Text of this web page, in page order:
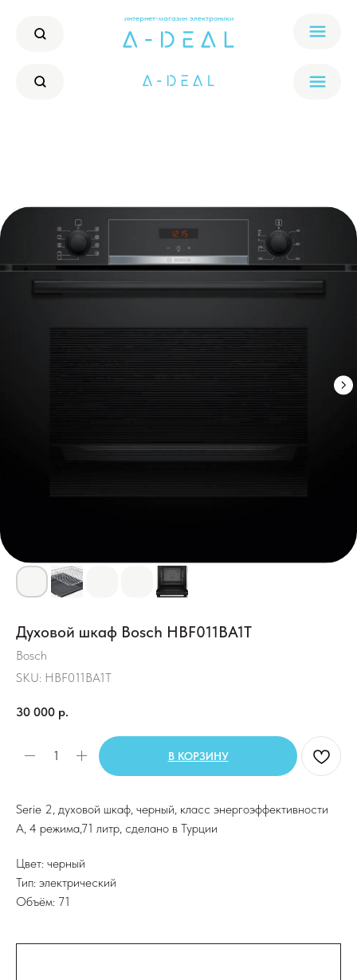
интернет-магазин электроники
Духовой шкаф Bosch HBF011BA1T
Bosch
SKU: HBF011BA1T
30 000 р.
В КОРЗИНУ
Serie 2, духовой шкаф, черный, класс энергоэффективности
А, 4 режима,71 литр, сделано в Турции
Цвет: черный
Тип: электрический
Объём: 71